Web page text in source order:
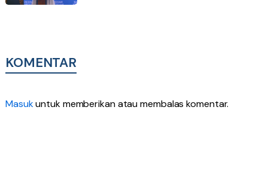
KOMENTAR
Masukuntuk memberikan atau membalas komentar.